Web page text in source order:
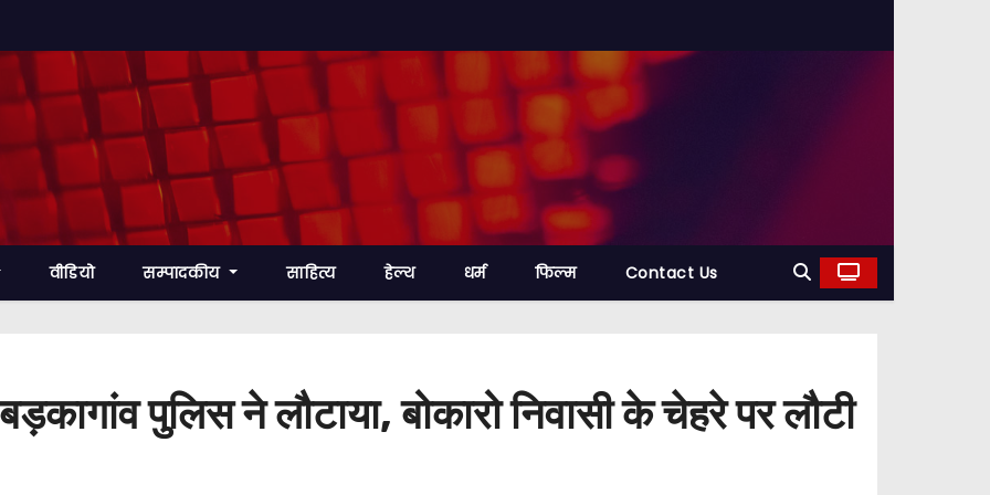
वीडियो सम्पादकीय साहित्य हेल्थ धर्म फिल्म Contact Us
पुलिस ने लौटाया, बोकारो निवासी के चेहरे पर लौटी